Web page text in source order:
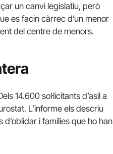
un canvi legislatiu, però
es facin càrrec d’un menor
del centre de menors.
14.600 sol·licitants d’asil a
L’informe els descriu
i famílies que ho han